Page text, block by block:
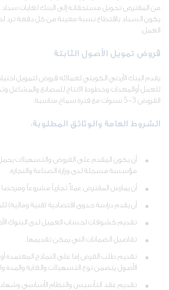
من المقترض تحويل مستحقاته إلى البنك لغايات سداد
يكون السداد باقتطاع نسبة معينة من كل دفعة
العمل.
قروض تمويل الأصول الثابتة
يقدم البنك الأردني الكويتي لعملائه قروض لتمويل
للعمل أوالمعدات وخطوط الانتاج للمصانع والمشاغل
القروض 3-5 سنوات مع فترة سماح مناسبة.
الشروط العامة والوثائق المطلوبة:
أن يكون المقدم على القروض والتسهيلات يحمل
مؤسسة مسجلة لدى وزارة الصناعة والتجارة.
أن يمارس المقترض عملاً تجارياً مشروعاً
أن يقدم دراسة جدوى اقتصادية (فنية ومالية)
تقديم كشوفات لحساب العميل لدى البنوك الأخرى لمدة 6
تفاصيل الضمانات التي يمكن تقديمها.
تقديم طلب القرض إما على النماذج
الأصول يتضمن نوع التسهيلات والغاية والمدة
تقديم عقد التأسيس والنظام الأساسي